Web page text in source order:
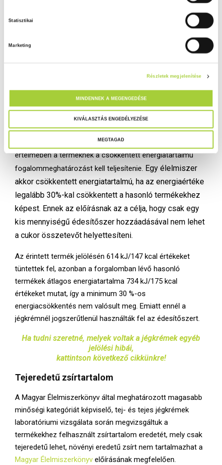
Statisztikai
Marketing
Részletek megjelenítése
MINDENNEK A MEGENGEDÉSE
KIVÁLASZTÁS ENGEDÉLYEZÉSE
MEGTAGAD
határértékét
szabályozza. A fagyasztott
szteviol-glikozidok édesítőszerként felhasznált
édesítőszer felhasználása során korlátozást állít, mely
hozzáadott cukor nélküli termékek esetén használható fel.
Egy jégkrém esetében a termék előállításához szteviol-
glikozidok édesítőszert is használtak. Az érintett termék
tartalmazott cukrot (fruktózt), így a rendelet korlátozása
értelmében a terméknek a csökkentett energiatartalmú
fogalommeghatározást kell teljesítenie. Egy élelmiszer
akkor csökkentett energiatartalmú, ha az energiaértéke
legalább 30%-kal csökkentett a hasonló termékekhez
képest. Ennek az előírásnak az a célja, hogy csak egy
kis mennyiségű édesítőszer hozzáadásával nem lehet
a cukor összetevőt helyettesíteni.
Az érintett termék jelölésén 614 kJ/147 kcal értékeket
tüntettek fel, azonban a forgalomban lévő hasonló
termékek átlagos energiatartalma 734 kJ/175 kcal
értékeket mutat, így a minimum 30 %-os
energiacsökkentés nem valósult meg. Emiatt ennél a
jégkrémnél jogszerűtlenül használták fel az édesítőszert.
Ha tudni szeretné, melyek voltak a jégkrémek egyéb
jelölési hibái,
kattintson következő cikkünkre!
Tejeredetű zsírtartalom
A Magyar Élelmiszerkönyv által meghatározott magasabb
minőségi kategóriát képviselő, tej- és tejes jégkrémek
laboratóriumi vizsgálata során megvizsgáltuk a
termékekhez felhasznált zsírtartalom eredetét, mely csak
tejeredetű lehet, növényi eredetű zsírt nem tartalmazhat a
Magyar Élelmiszerkönyv előírásának megfelelően.